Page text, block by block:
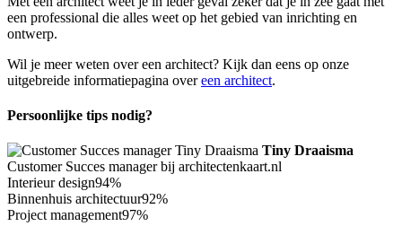
een professional die alles weet op het gebied van inrichting en
ontwerp.
Wil je meer weten over een architect? Kijk dan eens op onze
uitgebreide informatiepagina overeen architect.
Persoonlijke tips nodig?
Tiny Draaisma
Customer Succes manager bij architectenkaart.nl
Interieur design94%
Binnenhuis architectuur92%
Project management97%